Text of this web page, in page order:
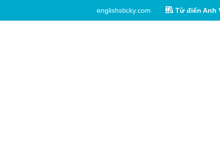
englishsticky.com Từ điển Anh